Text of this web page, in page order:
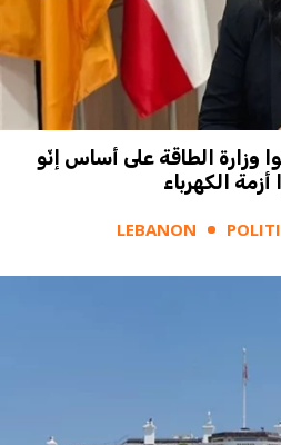
وزارة الطاقة على أساس إنّو
الكهرباء
LEBANON